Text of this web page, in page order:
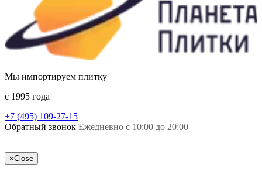
Мы импортируем плитку
c 1995 года
+7 (495) 109-27-15
Обратный звонок Ежедневно с 10:00 до 20:00
×Close